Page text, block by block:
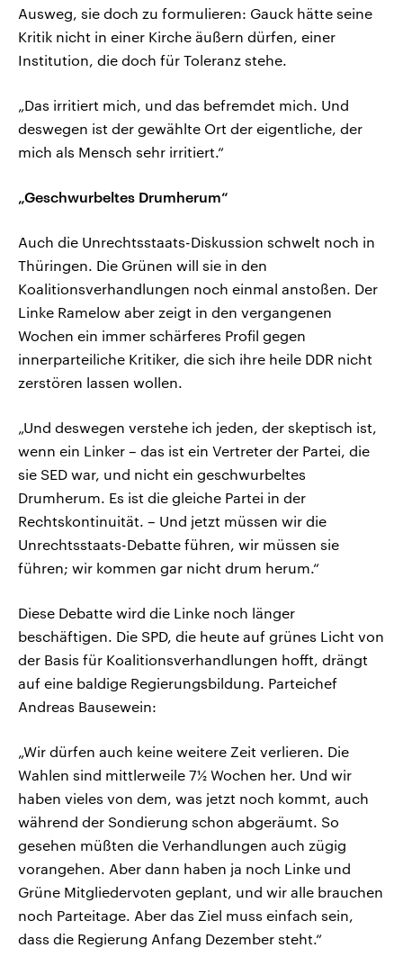
Ausweg, sie doch zu formulieren: Gauck hätte seine
Kritik nicht in einer Kirche äußern dürfen, einer
Institution, die doch für Toleranz stehe.
„Das irritiert mich, und das befremdet mich. Und
deswegen ist der gewählte Ort der eigentliche, der
mich als Mensch sehr irritiert.“
„Geschwurbeltes Drumherum“
Auch die Unrechtsstaats-Diskussion schwelt noch in
Thüringen. Die Grünen will sie in den
Koalitionsverhandlungen noch einmal anstoßen. Der
Linke Ramelow aber zeigt in den vergangenen
Wochen ein immer schärferes Profil gegen
innerparteiliche Kritiker, die sich ihre heile DDR nicht
zerstören lassen wollen.
„Und deswegen verstehe ich jeden, der skeptisch ist,
wenn ein Linker – das ist ein Vertreter der Partei, die
sie SED war, und nicht ein geschwurbeltes
Drumherum. Es ist die gleiche Partei in der
Rechtskontinuität. – Und jetzt müssen wir die
Unrechtsstaats-Debatte führen, wir müssen sie
führen; wir kommen gar nicht drum herum.“
Diese Debatte wird die Linke noch länger
beschäftigen. Die SPD, die heute auf grünes Licht von
der Basis für Koalitionsverhandlungen hofft, drängt
auf eine baldige Regierungsbildung. Parteichef
Andreas Bausewein:
„Wir dürfen auch keine weitere Zeit verlieren. Die
Wahlen sind mittlerweile 7½ Wochen her. Und wir
haben vieles von dem, was jetzt noch kommt, auch
während der Sondierung schon abgeräumt. So
gesehen müßten die Verhandlungen auch zügig
vorangehen. Aber dann haben ja noch Linke und
Grüne Mitgliedervoten geplant, und wir alle brauchen
noch Parteitage. Aber das Ziel muss einfach sein,
dass die Regierung Anfang Dezember steht.“